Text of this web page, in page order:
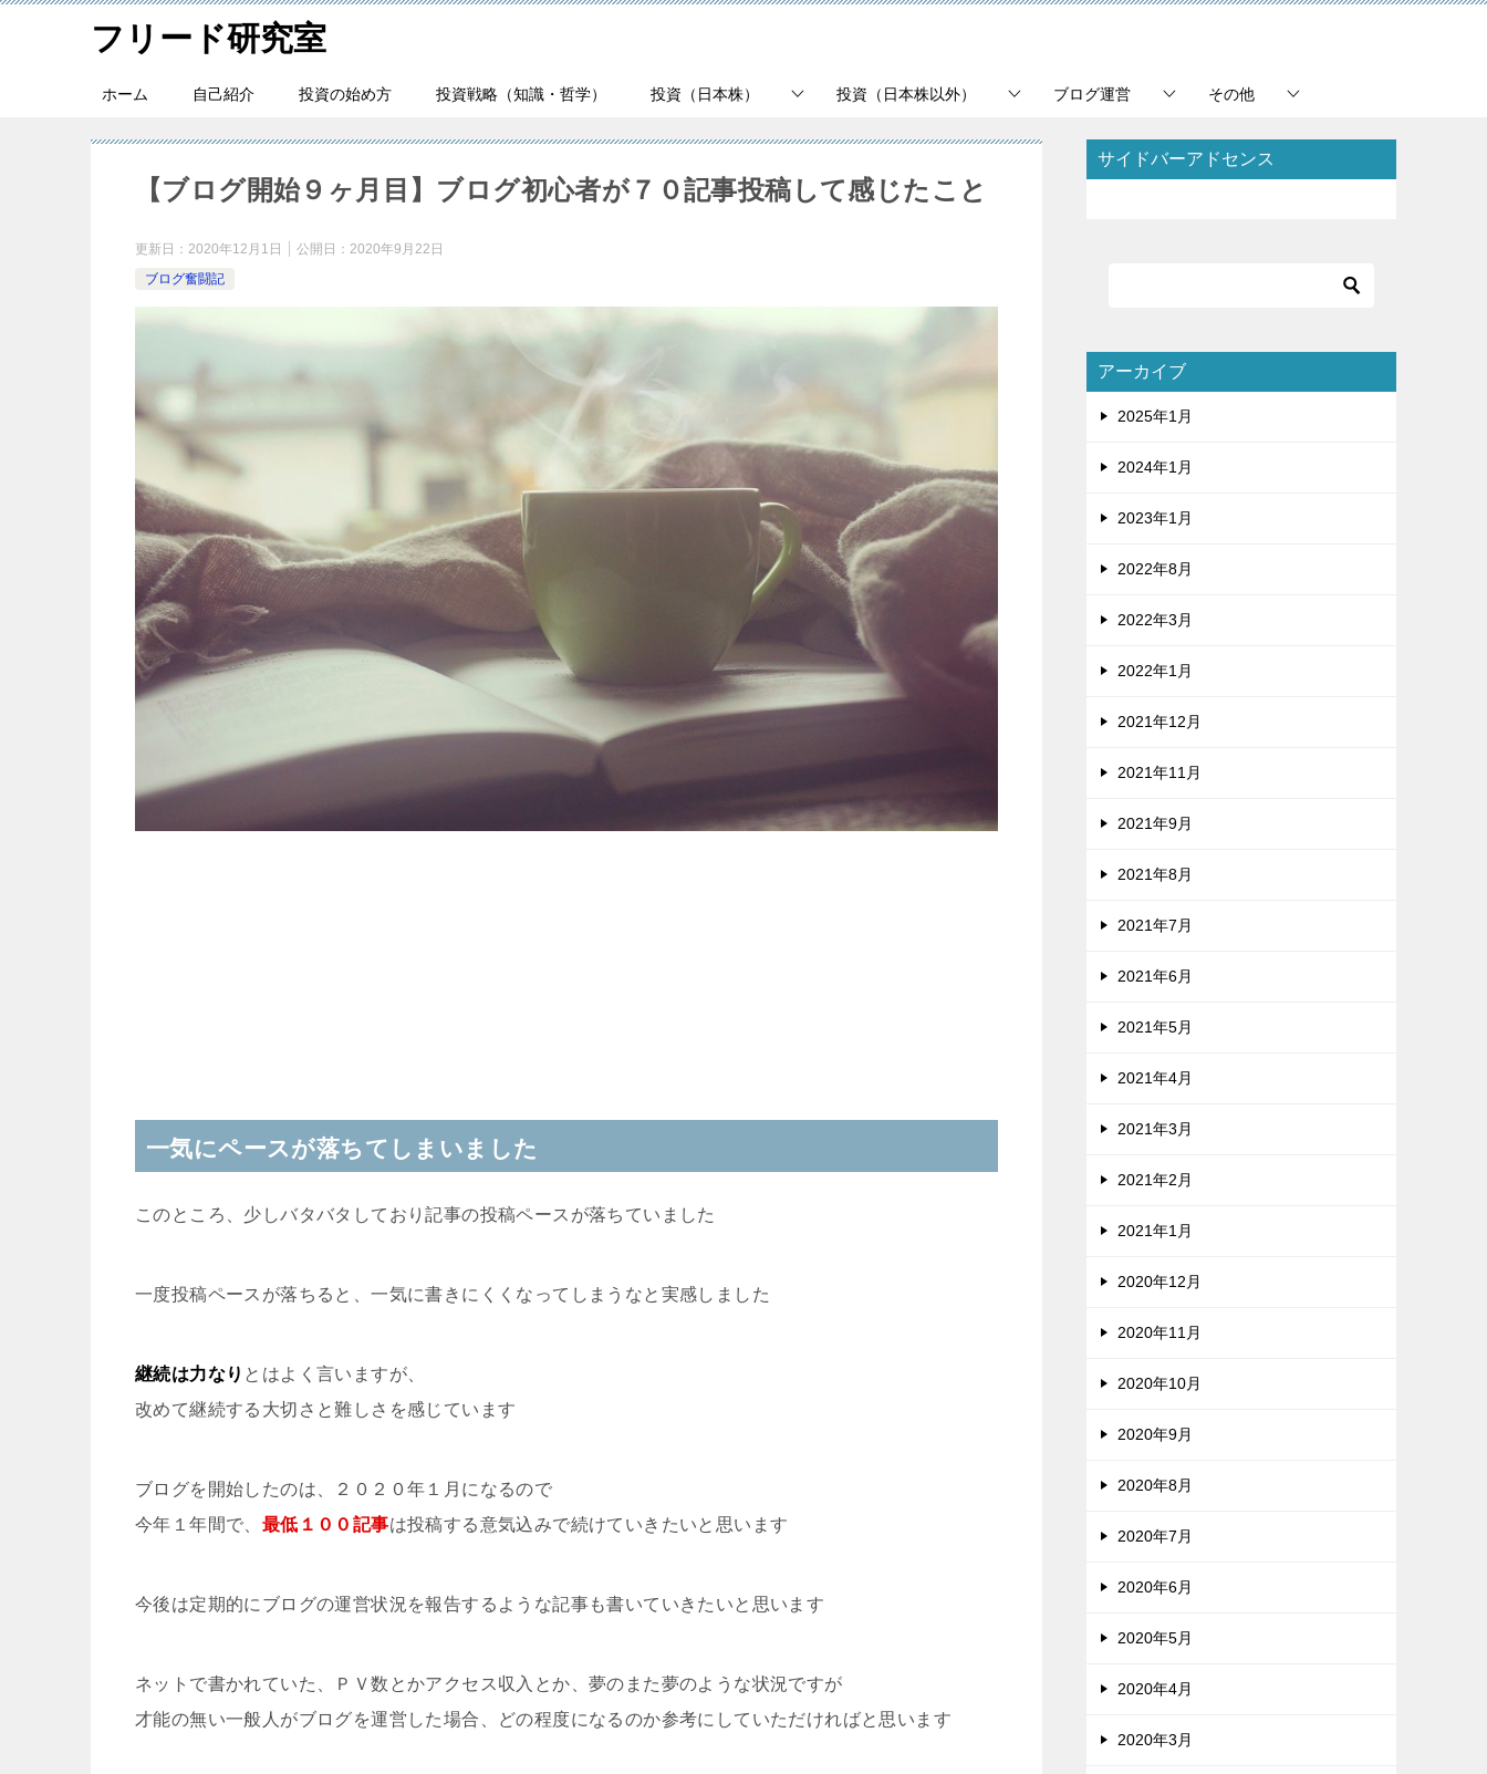
フリード研究室
ホーム 自己紹介 投資の始め方 投資戦略（知識・哲学） 投資（日本株） 投資（日本株以外） ブログ運営 その他
【ブログ開始９ヶ月目】ブログ初心者が７０記事投稿して感じたこと
更新日： 2020年12月1日 公開日： 2020年9月22日
ブログ奮闘記
一気にペースが落ちてしまいました
このところ、少しバタバタしており記事の投稿ペースが落ちていました
一度投稿ペースが落ちると、一気に書きにくくなってしまうなと実感しました
継続は力なり とはよく言いますが、
改めて継続する大切さと難しさを感じています
ブログを開始したのは、２０２０年１月になるので
今年１年間で、 最低１００記事は投稿する意気込みで続けていきたいと思います
今後は定期的にブログの運営状況を報告するような記事も書いていきたいと思います
ネットで書かれていた、ＰＶ数とかアクセス収入とか、夢のまた夢のような状況ですが
才能の無い一般人がブログを運営した場合、どの程度になるのか参考にしていただければと思います
サイドバーアドセンス
アーカイブ
2025年1月
2024年1月
2023年1月
2022年8月
2022年3月
2022年1月
2021年12月
2021年11月
2021年9月
2021年8月
2021年7月
2021年6月
2021年5月
2021年4月
2021年3月
2021年2月
2021年1月
2020年12月
2020年11月
2020年10月
2020年9月
2020年8月
2020年7月
2020年6月
2020年5月
2020年4月
2020年3月